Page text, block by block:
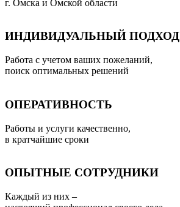
г. Омска и Омской области
ИНДИВИДУАЛЬНЫЙ ПОДХОД
Работа с учетом ваших пожеланий,
поиск оптимальных решений
ОПЕРАТИВНОСТЬ
Работы и услуги качественно,
в кратчайшие сроки
ОПЫТНЫЕ СОТРУДНИКИ
Каждый из них –